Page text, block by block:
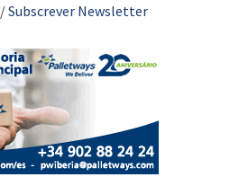
/Subscrever Newsletter